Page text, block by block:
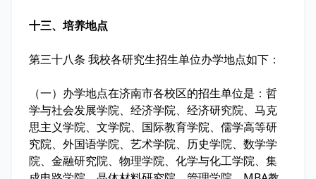
十三、培养地点
第三十八条 我校各研究生招生单位办学地点如下：
（一）办学地点在济南市各校区的招生单位是：哲
学与社会发展学院、经济学院、经济研究院、马克
思主义学院、文学院、国际教育学院、儒学高等研
究院、外国语学院、艺术学院、历史学院、数学学
院、金融研究院、物理学院、化学与化工学院、集